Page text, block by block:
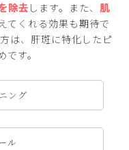
除去 します。また、 肌
てくれる効果も期待で
は、肝斑に特化したピ
す。
ング
ル